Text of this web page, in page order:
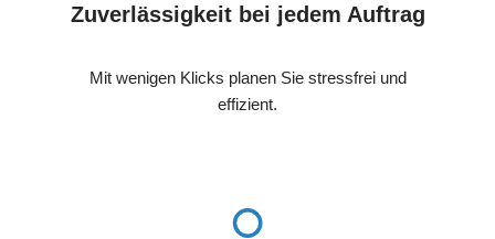
Zuverlässigkeit bei jedem Auftrag
Mit wenigen Klicks planen Sie stressfrei und
effizient.